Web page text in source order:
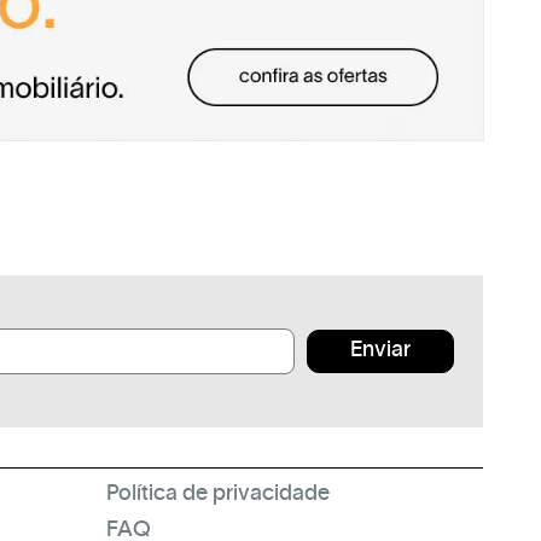
Enviar
Política de privacidade
FAQ